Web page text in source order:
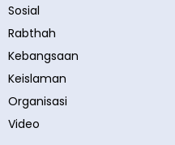
Sosial
Rabthah
Kebangsaan
Keislaman
Organisasi
Video